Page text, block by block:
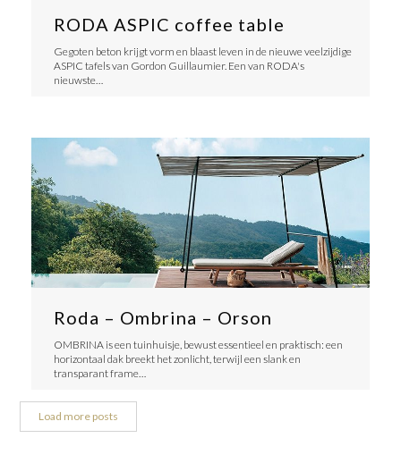
RODA ASPIC coffee table
Gegoten beton krijgt vorm en blaast leven in de nieuwe veelzijdige
ASPIC tafels van Gordon Guillaumier. Een van RODA's
nieuwste…
Roda – Ombrina – Orson
OMBRINA is een tuinhuisje, bewust essentieel en praktisch: een
horizontaal dak breekt het zonlicht, terwijl een slank en
transparant frame…
Load more posts